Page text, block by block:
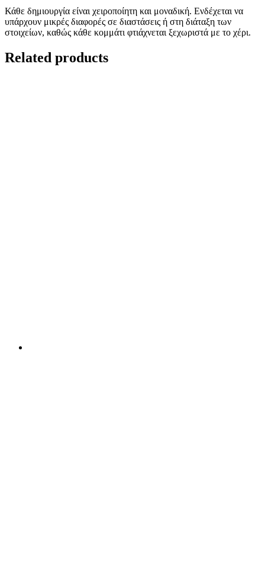
Κάθε δημιουργία είναι χειροποίητη και μοναδική. Ενδέχεται να
υπάρχουν μικρές διαφορές σε διαστάσεις ή στη διάταξη των
στοιχείων, καθώς κάθε κομμάτι φτιάχνεται ξεχωριστά με το χέρι.
Related products